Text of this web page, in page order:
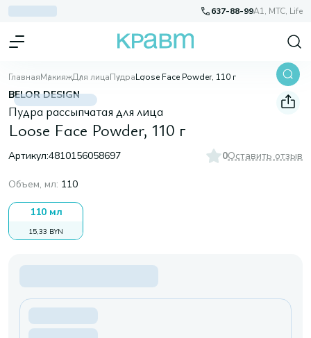
637-88-99A1, МТС, Life
ГлавнаяМакияжДля лицаПудраLoose Face Powder, 110 г
BELOR DESIGN
Пудра рассыпчатая для лица
Loose Face Powder, 110 г
Артикул:4810156058697 0Оставить отзыв
Объем, мл: 110
110 мл
15,33 BYN